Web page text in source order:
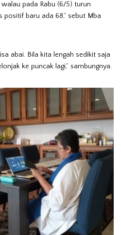
pada Rabu (6/5) turun
positif baru ada 68,” sebut Mba
abai. Bila kita lengah sedikit saja
ke puncak lagi,” sambungnya.